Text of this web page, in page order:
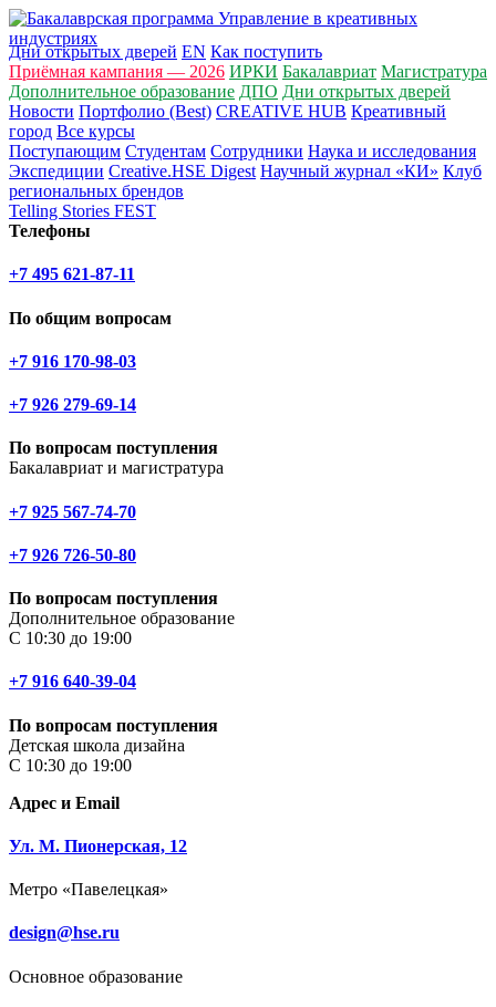
Дни открытых дверей EN Как поступить
Приёмная кампания — 2026 ИРКИ Бакалавриат Магистратура
Дополнительное образование ДПО Дни открытых дверей
Новости Портфолио (Best) CREATIVE HUB Креативный
город Все курсы
Поступающим Студентам Сотрудники Наука и исследования
Экспедиции Creative.HSE Digest Научный журнал «КИ» Клуб
региональных брендов
Telling Stories FEST
Телефоны
+7 495 621-87-11
По общим вопросам
+7 916 170-98-03
+7 926 279-69-14
По вопросам поступления
Бакалавриат и магистратура
+7 925 567-74-70
+7 926 726-50-80
По вопросам поступления
Дополнительное образование
С 10:30 до 19:00
+7 916 640-39-04
По вопросам поступления
Детская школа дизайна
С 10:30 до 19:00
Адрес и Email
Ул. М. Пионерская, 12
Метро «Павелецкая»
design@hse.ru
Основное образование